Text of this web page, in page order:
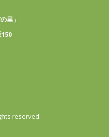
里」
reserved.